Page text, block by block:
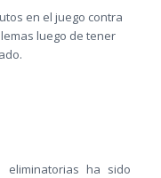
en el juego contra
luego de tener
eliminatorias ha sido